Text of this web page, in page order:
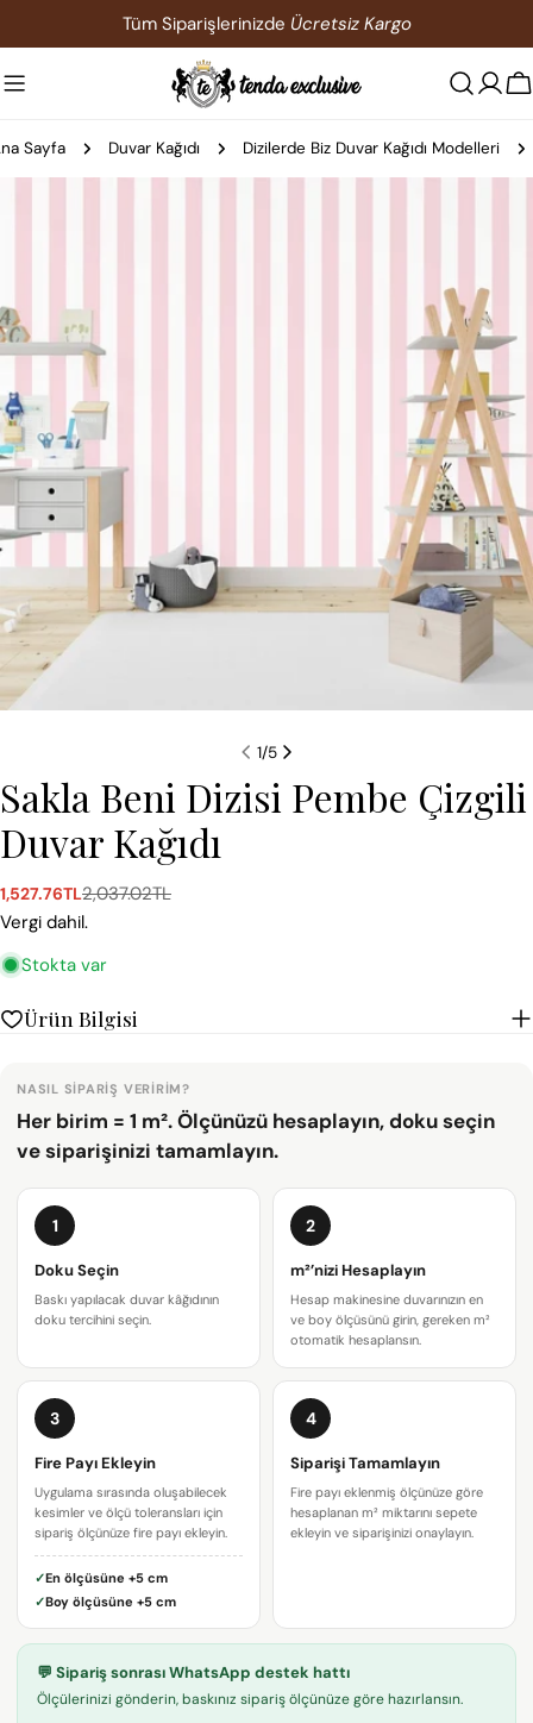
atla
Tüm Siparişlerinizde Ücretsiz Kargo
Sayfa Duvar Kağıdı Dizilerde Biz Duvar Kağıdı Modelleri
medyasını modda açın
1/5
Sakla Beni Dizisi Pembe Çizgili
Duvar Kağıdı
Satış
ücreti
1,527.76TL
Normal
fiyat
2,037.02TL
Vergi dahil.
Stokta var
Ürün Bilgisi
NASIL SIPARIŞ VERIRIM?
Her birim = 1 m². Ölçünüzü hesaplayın, doku seçin
ve siparişinizi tamamlayın.
1
Doku Seçin
Baskı yapılacak duvar kâğıdının
doku tercihini seçin.
2
m²’nizi Hesaplayın
Hesap makinesine duvarınızın en
ve boy ölçüsünü girin, gereken m²
otomatik hesaplansın.
3
Fire Payı Ekleyin
Uygulama sırasında oluşabilecek
kesimler ve ölçü toleransları için
sipariş ölçünüze fire payı ekleyin.
✓En ölçüsüne +5 cm
✓Boy ölçüsüne +5 cm
4
Siparişi Tamamlayın
Fire payı eklenmiş ölçünüze göre
hesaplanan m² miktarını sepete
ekleyin ve siparişinizi onaylayın.
💬 Sipariş sonrası WhatsApp destek hattı
Ölçülerinizi gönderin, baskınız sipariş ölçünüze göre hazırlansın.
Bu ürünü paylaş
Paylaş
Facebook'ta
Pinterest'teki
Bir soru sor
Adınız
E-
posta
adresiniz
Telefonunuz
Mesajın